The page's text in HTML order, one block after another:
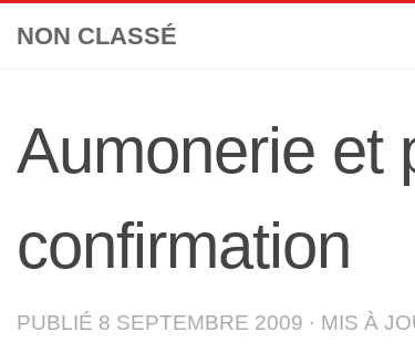
NON CLASSÉ
Aumonerie et
confirmation
PUBLIÉ 8 SEPTEMBRE 2009 · MIS À